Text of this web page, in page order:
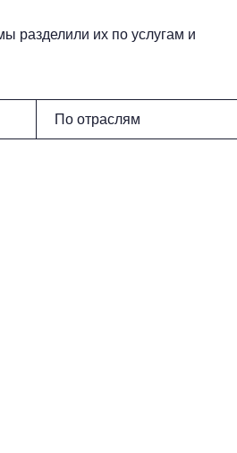
разделили их по услугам и
По отраслям